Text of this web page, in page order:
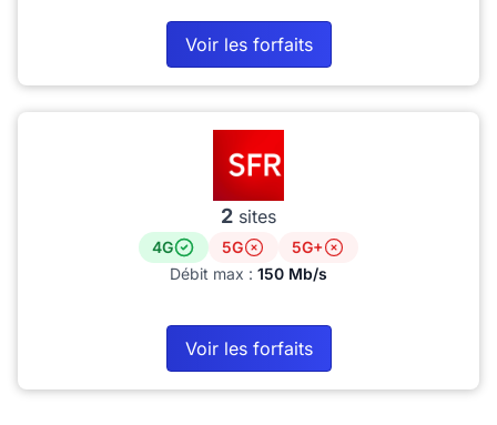
Voir les forfaits
2 sites
4G 5G
5G+
Débit max : 150 Mb/s
Voir les forfaits